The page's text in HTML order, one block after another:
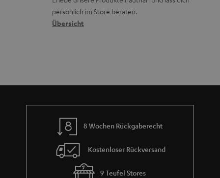
a
n
c
k
m
o
n
a
t
persönlich im Store beraten.
Übersicht
8 Wochen Rückgaberecht
Kostenloser Rückversand
9 Teufel Stores